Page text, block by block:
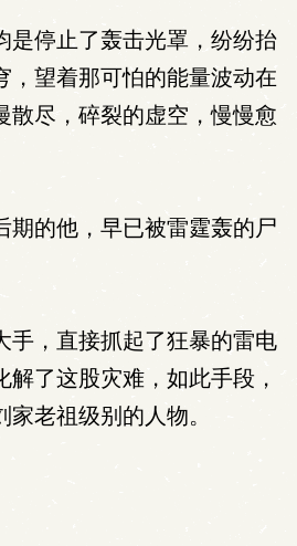
停止了轰击光罩，纷纷抬
，望着那可怕的能量波动在
散尽，碎裂的虚空，慢慢愈
的他，早已被雷霆轰的尸
，直接抓起了狂暴的雷电
了这股灾难，如此手段，
老祖级别的人物。